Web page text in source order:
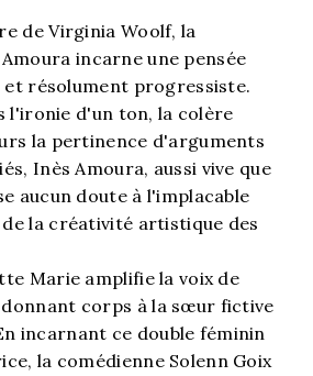
de Virginia Woolf, la
incarne une pensée
résolument progressiste.
l'ironie d'un ton, la colère
la pertinence d'arguments
Inès Amoura, aussi vive que
aucun doute à l'implacable
de la créativité artistique des
Marie amplifie la voix de
corps à la sœur fictive
incarnant ce double féminin
la comédienne Solenn Goix